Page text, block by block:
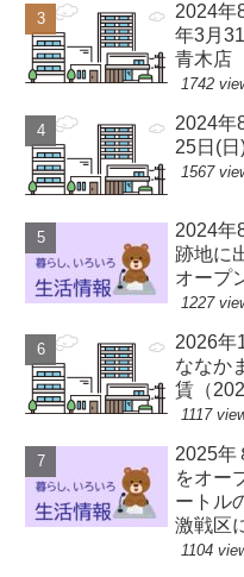
2024
年3月
青木店
1742
2024年
25日(日
1567
2024
跡地に
オープ
1227
2026
ななか
賃（
1117
2025年
をオー
ートル
激戦区
1104